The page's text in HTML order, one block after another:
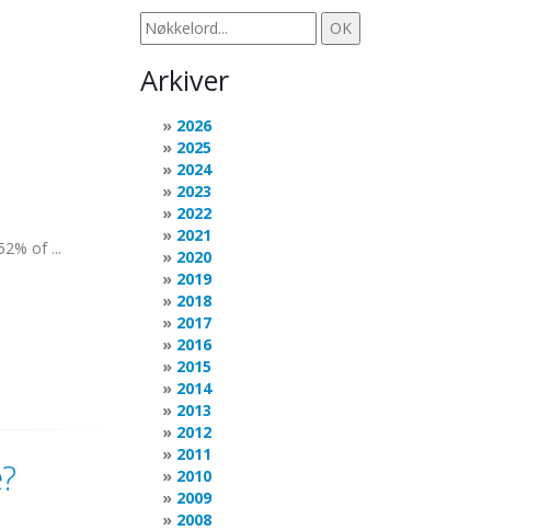
of ...
Arkiver
2026
2025
2024
2023
2022
2021
2020
2019
2018
2017
2016
2015
2014
2013
2012
2011
2010
2009
2008